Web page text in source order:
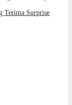
Terima Surprise